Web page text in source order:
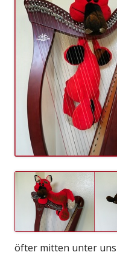
öfter mitten unter uns